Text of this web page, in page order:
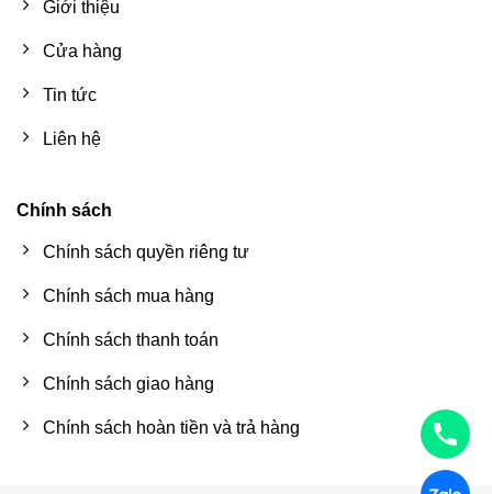
Giới thiệu
Cửa hàng
Tin tức
Liên hệ
Chính sách
Chính sách quyền riêng tư
Chính sách mua hàng
Chính sách thanh toán
Chính sách giao hàng
Chính sách hoàn tiền và trả hàng